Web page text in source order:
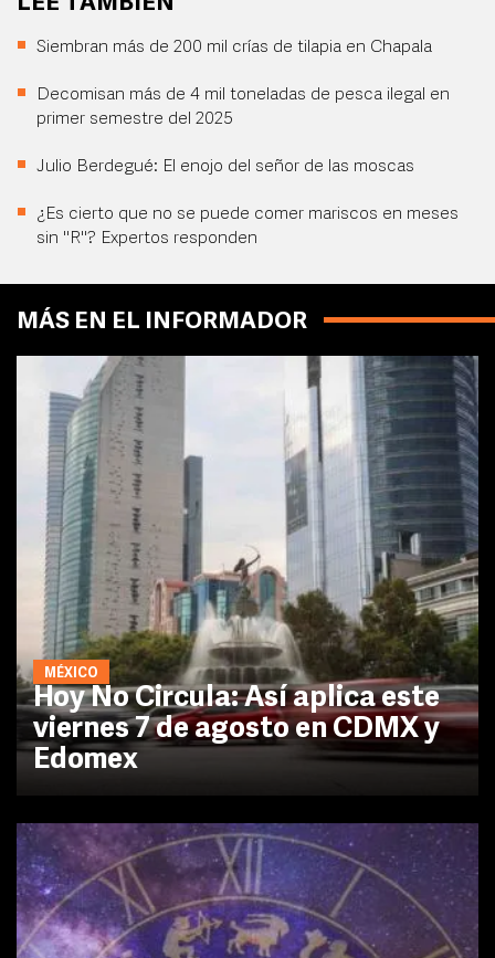
Siembran más de 200 mil crías de tilapia en Chapala
Decomisan más de 4 mil toneladas de pesca ilegal en
primer semestre del 2025
Julio Berdegué: El enojo del señor de las moscas
¿Es cierto que no se puede comer mariscos en meses
sin "R"? Expertos responden
MÁS EN EL INFORMADOR
MÉXICO
Hoy No Circula: Así aplica este
viernes 7 de agosto en CDMX y
Edomex